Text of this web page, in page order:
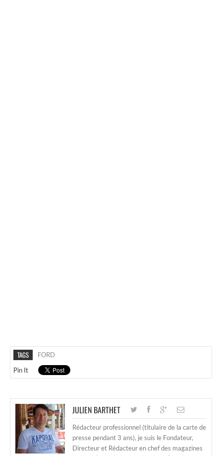
TAGS
FORD
Pin It
JULIEN BARTHET
Rédacteur professionnel (titulaire de la carte de
presse pendant 3 ans), je suis le Fondateur,
Directeur et Rédacteur en chef des magazines